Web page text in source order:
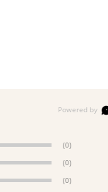
(0)
(0)
(0)